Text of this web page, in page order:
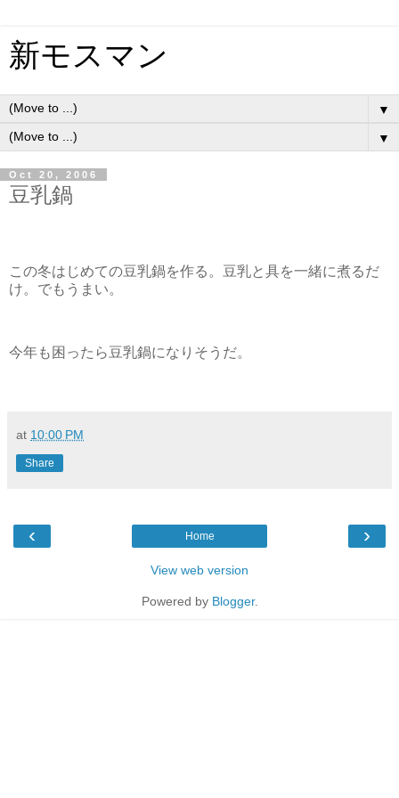
新モスマン
▼
▼
Oct 20, 2006
豆乳鍋
この冬はじめての豆乳鍋を作る。豆乳と具を一緒に煮るだ
け。でもうまい。
今年も困ったら豆乳鍋になりそうだ。
at 10:00 PM
Share
‹ ›
Home
View web version
Powered by Blogger.